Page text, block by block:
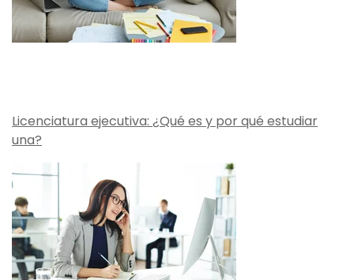
Licenciatura ejecutiva: ¿Qué es y por qué estudiar
una?